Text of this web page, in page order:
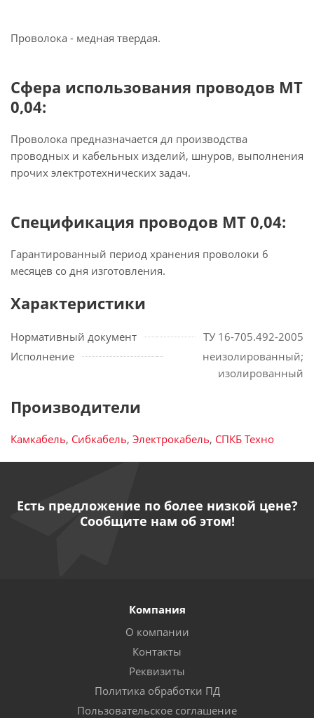
Проволока - медная твердая.
Сфера использования проводов МТ
0,04:
Проволока предназначается дл производства
проводных и кабельных изделий, шнуров, выполнения
прочих электротехнических задач.
Спецификация проводов МТ 0,04:
Гарантированный период хранения проволоки 6
месяцев со дня изготовления.
Характеристики
Нормативный документ
ТУ 16-705.492-2005
Исполнение
неизолированный;
изолированный
Производители
Камкабель, Сибкабель, Электрокабель, СПКБ Техно
Есть предложение по более низкой цене?
Сообщите нам об этом!
Компания
О компании
Контакты
Реквизиты
Политика обработки ПД
Пользовательское соглашение